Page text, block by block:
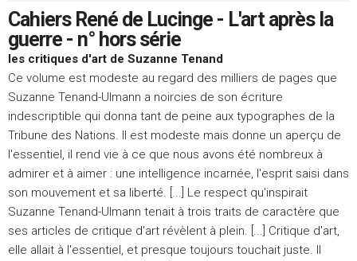
Cahiers René de Lucinge - L'art après la
guerre - n° hors série
les critiques d'art de Suzanne Tenand
Ce volume est modeste au regard des milliers de pages que
Suzanne Tenand-Ulmann a noircies de son écriture
indescriptible qui donna tant de peine aux typographes de la
Tribune des Nations. Il est modeste mais donne un aperçu de
l'essentiel, il rend vie à ce que nous avons été nombreux à
admirer et à aimer : une intelligence incarnée, l'esprit saisi dans
son mouvement et sa liberté. [...] Le respect qu'inspirait
Suzanne Tenand-Ulmann tenait à trois traits de caractère que
ses articles de critique d'art révèlent à plein. [...] Critique d'art,
elle allait à l'essentiel, et presque toujours touchait juste. Il